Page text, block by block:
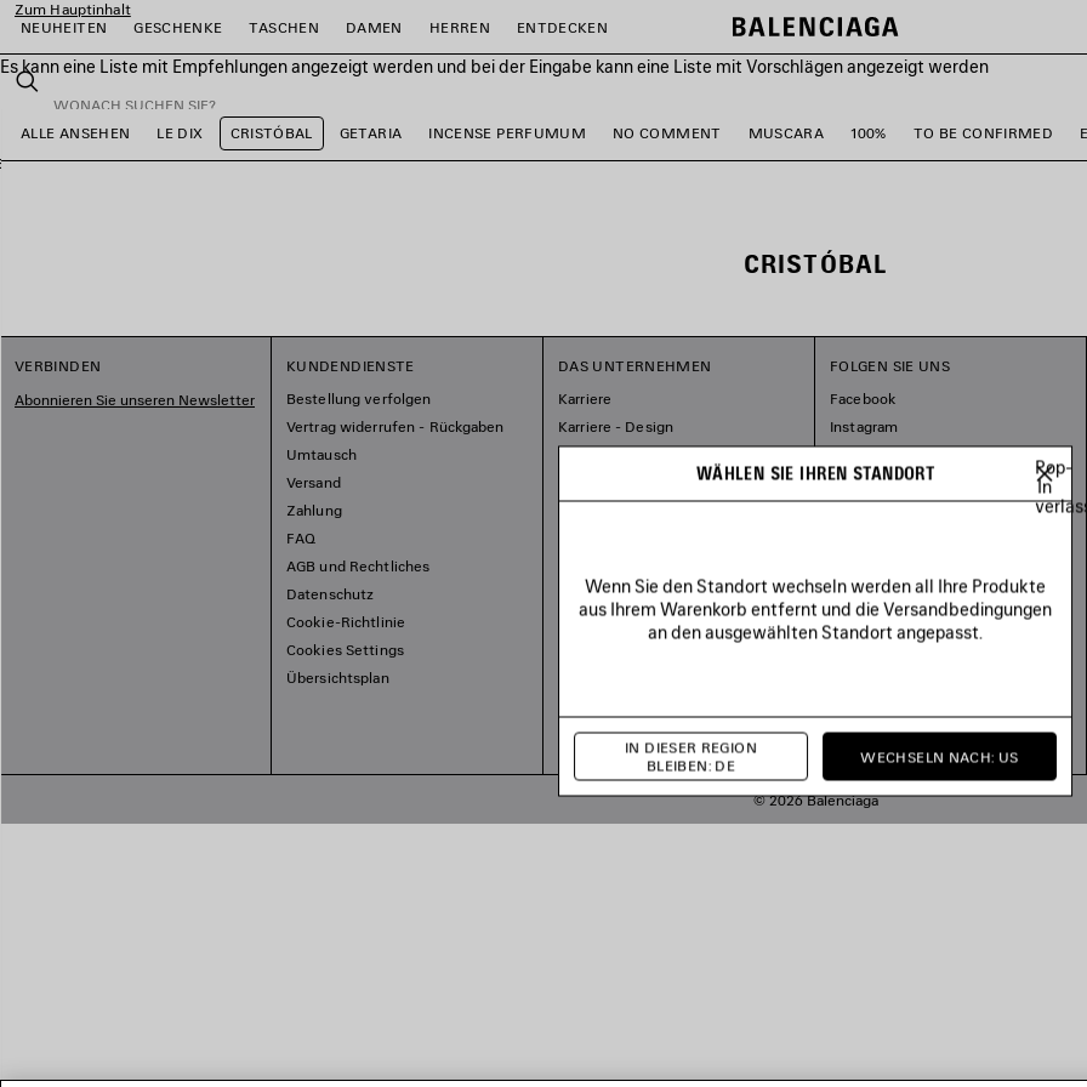
Zum Hauptinhalt
NEUHEITEN
GESCHENKE TASCHEN DAMEN HERREN ENTDECKEN
Es kann eine Liste mit Empfehlungen angezeigt werden und bei der Eingabe kann eine Liste mit Vorschlägen angezeigt werden
Suchen
close the banner
ALLE ANSEHEN LE DIX CRISTÓBAL GETARIA INCENSE PERFUMUM NO COMMENT MUSCARA 100% TO BE CONFIRMED
CRISTÓBAL
VERBINDEN
Abonnieren Sie unseren Newsletter
KUNDENDIENSTE
Bestellung verfolgen
Vertrag widerrufen - Rückgaben
Umtausch
Versand
Zahlung
FAQ
AGB und Rechtliches
Datenschutz
Cookie-Richtlinie
Cookies Settings
Übersichtsplan
DAS UNTERNEHMEN
Karriere
Karriere - Design
FOLGEN SIE UNS
Facebook
Instagram
Pinterest
© 2026 Balenciaga
WÄHLEN SIE IHREN STANDORT
Pop-
In
Wenn Sie den Standort wechseln werden all Ihre Produkte
aus Ihrem Warenkorb entfernt und die Versandbedingungen
an den ausgewählten Standort angepasst.
IN DIESER REGION
BLEIBEN: DE
WECHSELN NACH: US